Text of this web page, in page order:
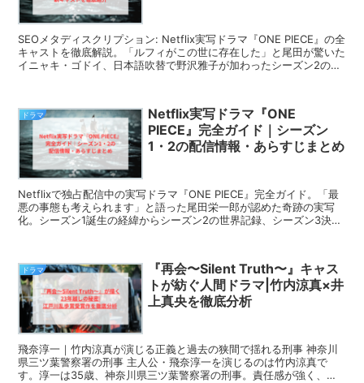
SEOメタディスクリプション: Netflix実写ドラマ『ONE PIECE』の全
キャストを徹底解説。「ルフィがこの世に存在した」と尾田が驚いた
イニャキ・ゴドイ、日本語吹替で野沢雅子が加わったシーズン2の豪
ドラマ
Netflix実写ドラマ『ONE
PIECE』完全ガイド｜シーズン
1・2の配信情報・あらすじまとめ
Netflixで独占配信中の実写ドラマ『ONE PIECE』完全ガイド。「最
悪の事態も考えられます」と語った尾田栄一郎が認めた奇跡の実写
化。シーズン1誕生の経緯からシーズン2の世界記録、シーズン3決定
ドラマ
『再会〜Silent Truth〜』キャス
トが紡ぐ人間ドラマ|竹内涼真×井
上真央を徹底分析
飛奈淳一｜竹内涼真が演じる正義と過去の狭間で揺れる刑事 神奈川
県三ツ葉警察署の刑事 主人公・飛奈淳一を演じるのは竹内涼真で
す。淳一は35歳、神奈川県三ツ葉警察署の刑事。責任感が強く、正